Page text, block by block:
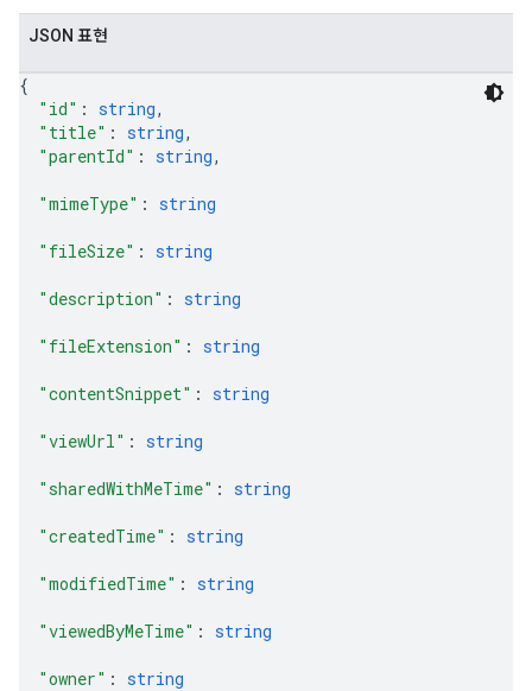
JSON 표현
{
"id" : string,
"title" : string,
"parentId" : string,
"mimeType" : string
"fileSize" : string
"description" : string
"fileExtension" : string
"contentSnippet" : string
"viewUrl" : string
"sharedWithMeTime" : string
"createdTime" : string
"modifiedTime" : string
"viewedByMeTime" : string
"owner" : string